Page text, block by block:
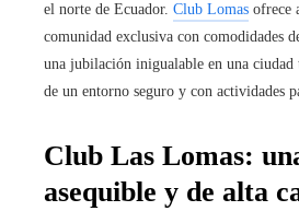
el norte de Ecuador. Club Lomas ofrece
comunidad exclusiva con comodidades
una jubilación inigualable en una ciudad
de un entorno seguro y con actividades
Club Las Lomas:
asequible y de alta